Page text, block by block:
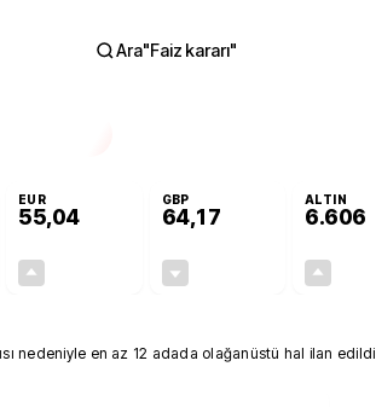
Ara"Faiz kararı"
EUR
55,04
GBP
64,17
ALTIN
6.606
nedeniyle en az 12 adada olağanüstü hal ilan edildi